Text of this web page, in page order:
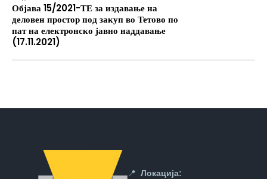
Објава 15/2021-ТЕ за издавање на
деловен простор под закуп во Тетово по
пат на електронско јавно наддавање
(17.11.2021)
📍 Локација: